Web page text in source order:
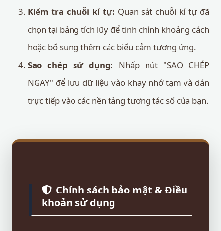
Kiểm tra chuỗi kí tự: Quan sát chuỗi kí tự đã
chọn tại bảng tích lũy để tinh chỉnh khoảng cách
hoặc bổ sung thêm các biểu cảm tương ứng.
Sao chép sử dụng: Nhấp nút "SAO CHÉP
NGAY" để lưu dữ liệu vào khay nhớ tạm và dán
trực tiếp vào các nền tảng tương tác số của bạn.
Chính sách bảo mật & Điều
khoản sử dụng